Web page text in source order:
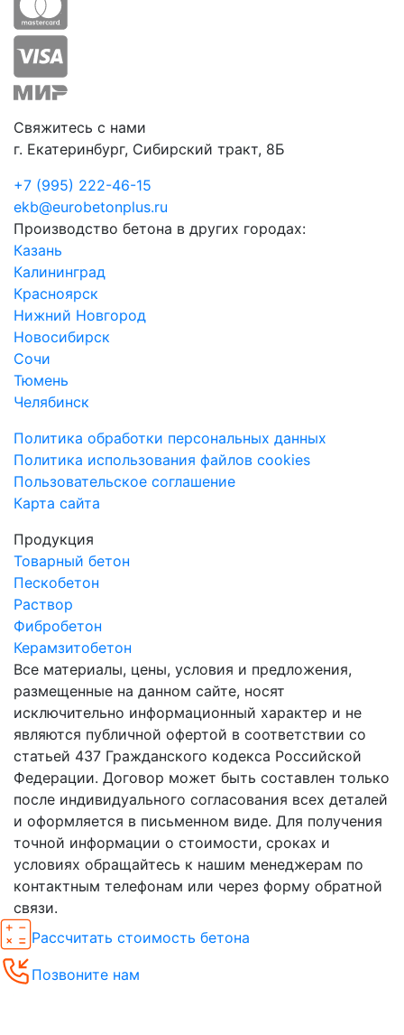
Свяжитесь с нами
г. Екатеринбург, Сибирский тракт, 8Б
+7 (995) 222-46-15
ekb@eurobetonplus.ru
Производство бетона в других городах:
Казань
Калининград
Красноярск
Нижний Новгород
Новосибирск
Сочи
Тюмень
Челябинск
Политика обработки персональных данных
Политика использования файлов cookies
Пользовательское соглашение
Карта сайта
Продукция
Товарный бетон
Пескобетон
Раствор
Фибробетон
Керамзитобетон
Все материалы, цены, условия и предложения,
размещенные на данном сайте, носят
исключительно информационный характер и не
являются публичной офертой в соответствии со
статьей 437 Гражданского кодекса Российской
Федерации. Договор может быть составлен только
после индивидуального согласования всех деталей
и оформляется в письменном виде. Для получения
точной информации о стоимости, сроках и
условиях обращайтесь к нашим менеджерам по
контактным телефонам или через форму обратной
связи.
Рассчитать стоимость бетона
Позвоните нам